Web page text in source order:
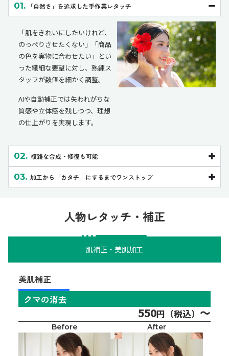
01. 「自然さ」を追求した手作業レタッチ
「肌をきれいにしたいけれど、
のっぺりさせたくない」「商品
の色を実物に合わせたい」とい
った繊細な要望に対し、熟練ス
タッフが数値を細かく調整。
AIや自動補正では失われがちな
質感や立体感を残しつつ、理想
の仕上がりを実現します。
02. 複雑な合成・修復も可能
03. 加工から「カタチ」にするまでワンストップ
人物レタッチ・補正
肌補正・美肌加工
美肌補正
クマの消去
550円（税込） ～
Before After